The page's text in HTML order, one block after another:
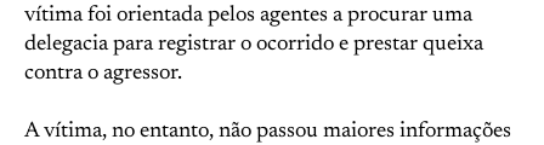
vítima foi orientada pelos agentes a procurar uma
delegacia para registrar o ocorrido e prestar queixa
contra o agressor.
A vítima, no entanto, não passou maiores informações